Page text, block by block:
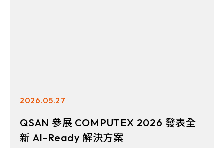
2026.05.27
QSAN 參展 COMPUTEX 2026 發表全
新 AI-Ready 解決方案